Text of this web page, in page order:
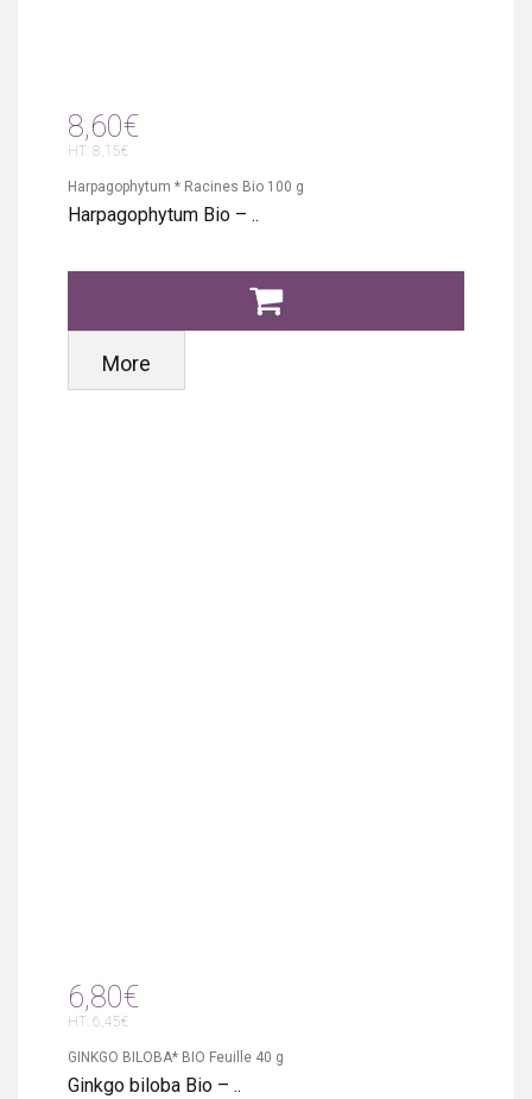
8,60€
HT: 8,15€
Harpagophytum * Racines Bio 100 g
Harpagophytum Bio – ..
More
6,80€
HT: 6,45€
GINKGO BILOBA* BIO Feuille 40 g
Ginkgo biloba Bio – ..